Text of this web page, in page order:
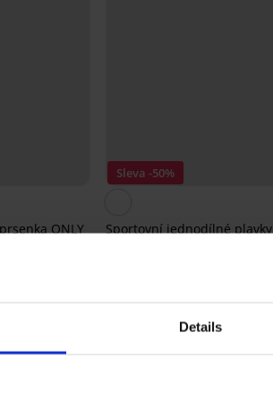
Details
ONLY
Sleva -50%
Sportovní jednodílné plavky